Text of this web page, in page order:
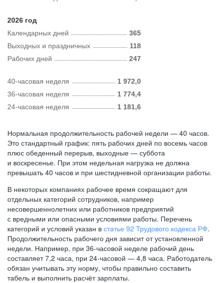
2026 год
Календарных дней
365
Рабочих дней 247
Выходных и праздничных 118
40-часовая неделя
1 972,0
36-часовая неделя
1 774,4
24-часовая неделя
1 181,6
Нормальная продолжительность рабочей недели — 40 часов.
Это стандартный график: пять рабочих дней по восемь часов
плюс обеденный перерыв, выходные — суббота
и воскресенье. При этом недельная нагрузка не должна
превышать 40 часов и при шестидневной организации работы.
В некоторых компаниях рабочее время сокращают для
отдельных категорий сотрудников, например
несовершеннолетних или работников предприятий
с вредными или опасными условиями работы. Перечень
категорий и условий указан в статье 92 Трудового кодекса РФ.
Продолжительность рабочего дня зависит от установленной
недели. Например, при 36-часовой неделе рабочий день
составляет 7,2 часа, при 24-часовой — 4,8 часа. Работодатель
обязан учитывать эту норму, чтобы правильно составить
табель и выполнить расчёт зарплаты.